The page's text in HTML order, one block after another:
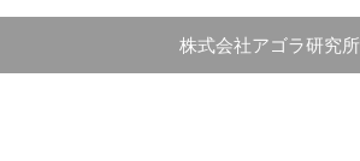
株式会社アゴラ研究所